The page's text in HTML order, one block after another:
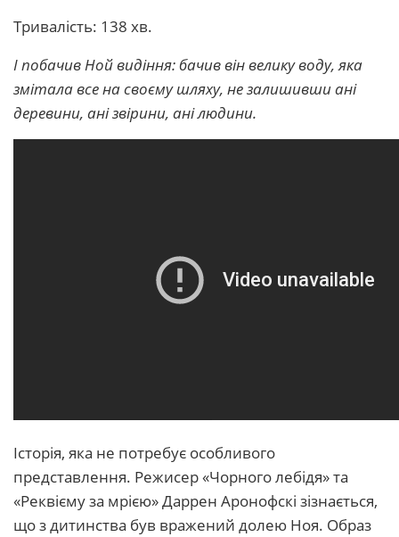
Тривалість: 138 хв.
І побачив Ной видіння: бачив він велику воду, яка
змітала все на своєму шляху, не залишивши ані
деревини, ані звірини, ані людини.
Історія, яка не потребує особливого
представлення. Режисер «Чорного лебідя» та
«Реквієму за мрією» Даррен Аронофскі зізнається,
що з дитинства був вражений долею Ноя. Образ